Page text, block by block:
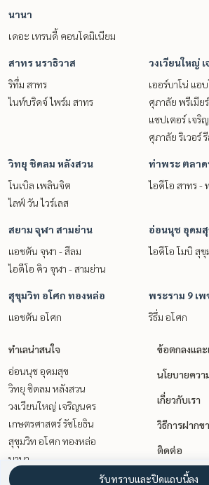
นานา
เดอะ เทรนดี้ คอนโดมิเนียม
สาทร นราธิวาส
ริทึ่ม สาทร
ไนท์บริดจ์ ไพร์ม สาทร
วงเวียนใหญ่
เออร์บาโน่ แอ
ศุภาลัย พรีเมีย
แชปเตอร์ เจริ
ศุภาลัย ริเวอร์
วิทยุ ชิดลม หลังสวน
โนเบิล เพลินจิต
ไลฟ์ วัน ไวร์เลส
ท่าพระ ตลา
ไอดีโอ สาทร -
สยาม จุฬา สามย่าน
แอชตัน จุฬา - สีลม
ไอดีโอ คิว จุฬา - สามย่าน
อ่อนนุช อุดม
ไอดีโอ โมบิ สุ
สุขุมวิท อโศก ทองหล่อ
แอชตัน อโศก
พระราม 9 เ
ริธึ่ม อโศก
ทำเลน่าสนใจ
อ่อนนุช อุดมสุข
วิทยุ ชิดลม หลังสวน
วงเวียนใหญ่ เจริญนคร
เกษตรศาสตร์ รัชโยธิน
สุขุมวิท อโศก ทองหล่อ
นานา
สยาม จุฬา สามย่าน
ข้อตกลงและ
นโยบายควา
เกี่ยวกับเรา
วิธีการฝากข
ติดต่อ
รับทราบและปิดแถบนี้ลง